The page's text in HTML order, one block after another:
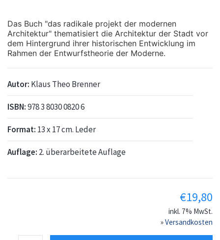
Das Buch "das radikale projekt der modernen
Architektur" thematisiert die Architektur der Stadt vor
dem Hintergrund ihrer historischen Entwicklung im
Rahmen der Entwurfstheorie der Moderne.
Autor: Klaus Theo Brenner
ISBN:978 3 8030 0820 6
Format: 13 x 17 cm. Leder
Auflage: 2. überarbeitete Auflage
€19,80
inkl. 7% MwSt.
»Versandkosten